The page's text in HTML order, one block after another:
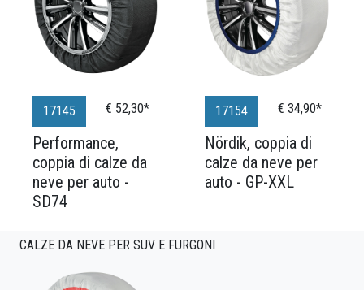
17145 € 52,30*
Performance,
coppia di calze da
neve per auto -
SD74
17154 € 34,90*
Nördik, coppia di
calze da neve per
auto - GP-XXL
CALZE DA NEVE PER SUV E FURGONI